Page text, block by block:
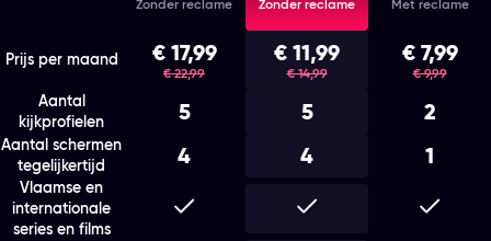
Kies het abonnement en de looptijd die bij je past
Zonder reclame Zonder reclame Met reclame
Prijs per maand € 17,99
was
€ 22,99
€ 11,99
was
€ 14,99
€ 7,99
was
€ 9,99
Aantal
kijkprofielen
5 5 2
Aantal schermen
tegelijkertijd
4 4 1
Vlaamse en
internationale
series en films
Inbegrepen Inbegrepen